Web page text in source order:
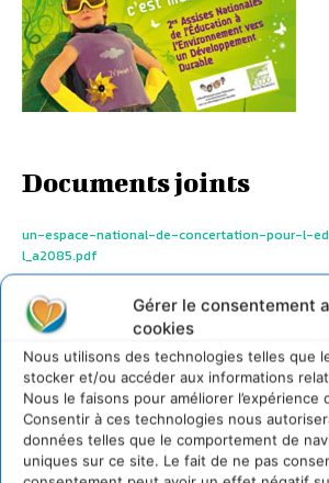
Gérer le consentement
cookies
Nous utilisons des technologies telles que
stocker et/ou accéder aux informations
Nous le faisons pour améliorer l’expérience
Consentir à ces technologies nous
données telles que le comportement de
uniques sur ce site. Le fait de ne pas
Documents joints
un-espace-national-de-concertation-pour-l-
l_a2085.pdf
LAISSER UN COMMENTAIRE
CONNECTER POUR LAISSER UN